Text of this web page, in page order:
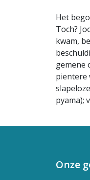
Het
Toch?
kwam,
gemene
pientere
pyama);
Onze